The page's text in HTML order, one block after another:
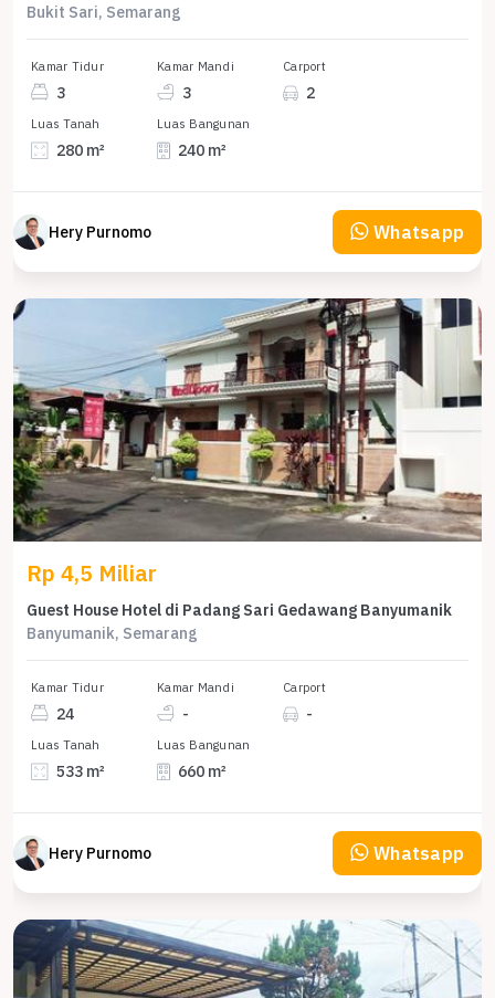
Bukit Sari, Semarang
Kamar Tidur
3
Kamar Mandi
3
Carport
2
Luas Tanah
280 m²
Luas Bangunan
240 m²
Hery Purnomo Whatsapp
Rp 4,5 Miliar
Guest House Hotel di Padang Sari Gedawang Banyumanik
Banyumanik, Semarang
Kamar Tidur
24
Kamar Mandi
-
Carport
-
Luas Tanah
533 m²
Luas Bangunan
660 m²
Hery Purnomo Whatsapp